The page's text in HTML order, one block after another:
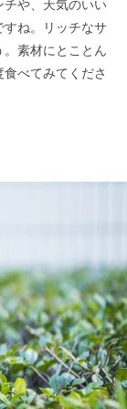
チや、天気のいい
すね。リッチなサ
素材にとことん
べてみてくださ